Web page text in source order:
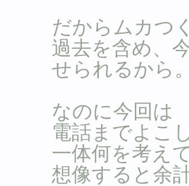
だからムカつ
過去を含め、
せられるから。
なのに今回は
電話までよこ
一体何を考え
想像すると余